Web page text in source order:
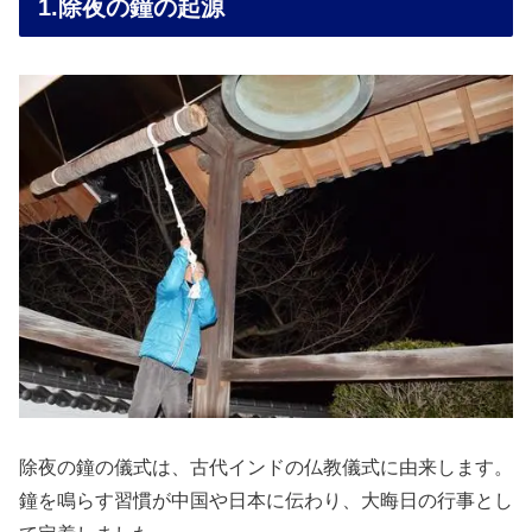
1.除夜の鐘の起源
除夜の鐘の儀式は、古代インドの仏教儀式に由来します。
鐘を鳴らす習慣が中国や日本に伝わり、大晦日の行事とし